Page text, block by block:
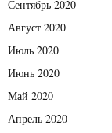
Сентябрь 2020
Август 2020
Июль 2020
Июнь 2020
Май 2020
Апрель 2020